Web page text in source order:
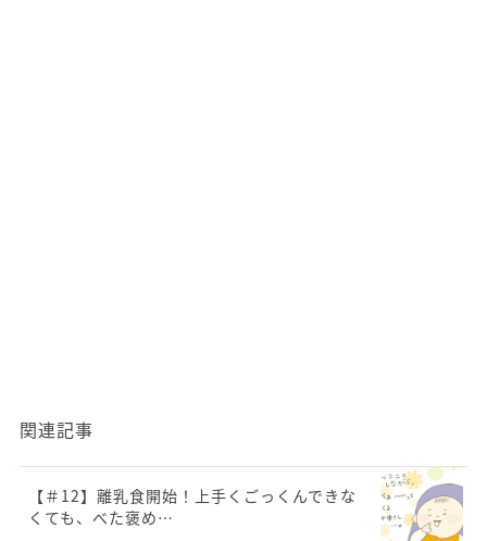
関連記事
【＃12】離乳食開始！上手くごっくんできな
くても、べた褒め…